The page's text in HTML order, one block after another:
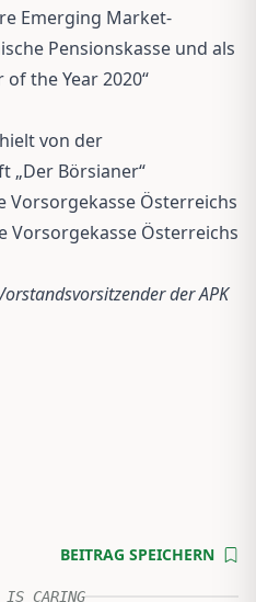
Emerging Market-
Pensionskasse und als
of the Year 2020“
von der
„Der Börsianer“
Vorsorgekasse Österreichs
Vorsorgekasse Österreichs
der APK
BEITRAG SPEICHERN
IS CARING